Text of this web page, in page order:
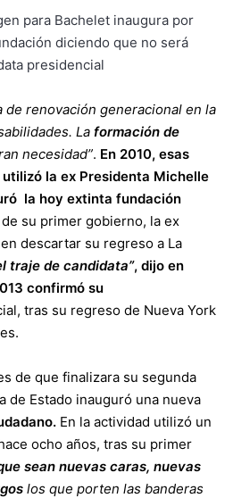
de renovación generacional en la
La formación de
necesidad”. En 2010, esas
la ex Presidenta Michelle
la hoy extinta fundación
su primer gobierno, la ex
descartar su regreso a La
traje de candidata”, dijo en
confirmó su
tras su regreso de Nueva York
de que finalizara su segunda
de Estado inauguró una nueva
En la actividad utilizó un
ocho años, tras su primer
sean nuevas caras, nuevas
los que porten las banderas